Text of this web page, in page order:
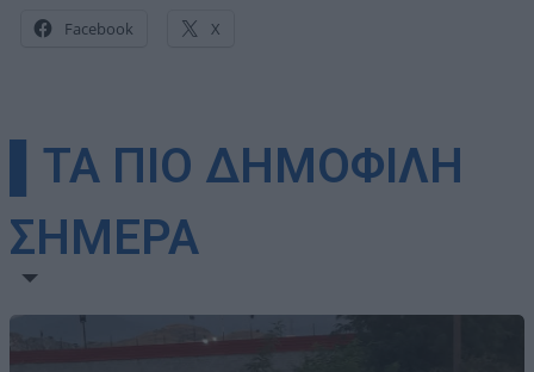
Facebook X
▌ΤΑ ΠΙΟ ΔΗΜΟΦΙΛΗ
ΣΗΜΕΡΑ